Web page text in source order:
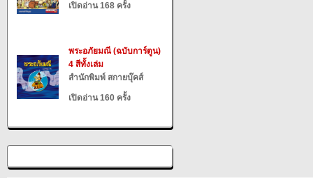
เปิดอ่าน 168 ครั้ง
พระอภัยมณี (ฉบับการ์ตูน)
4 สีทั้งเล่ม
สำนักพิมพ์ สกายบุ๊คส์
เปิดอ่าน 160 ครั้ง